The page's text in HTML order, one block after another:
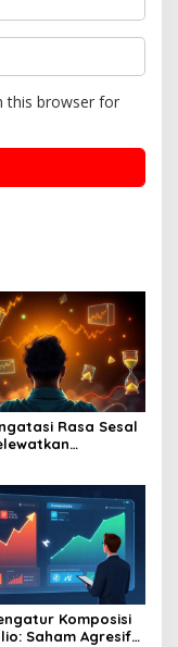
this browser for
Rasa Sesal
Komposisi
Saham Agresif